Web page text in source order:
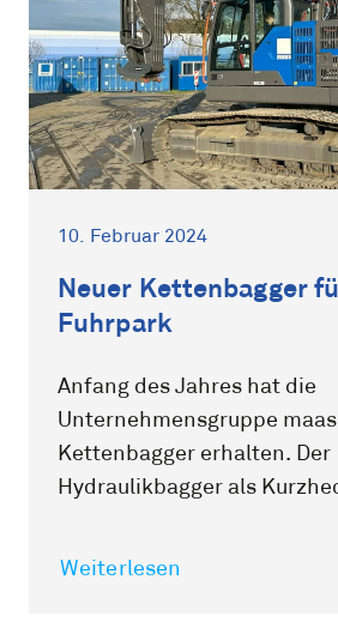
10. Februar 2024
Neuer Kettenbagger
Fuhrpark
Anfang des Jahres hat die
Unternehmensgruppe
Kettenbagger erhalten. Der
Hydraulikbagger als
Weiterlesen